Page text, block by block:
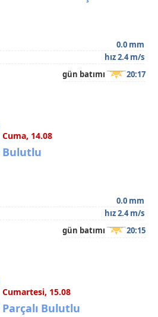
0.0 mm
hız 2.4 m/s
gün batımı 20:17
Cuma, 14.08
Bulutlu
0.0 mm
hız 2.4 m/s
gün batımı 20:15
Cumartesi, 15.08
Parçalı Bulutlu